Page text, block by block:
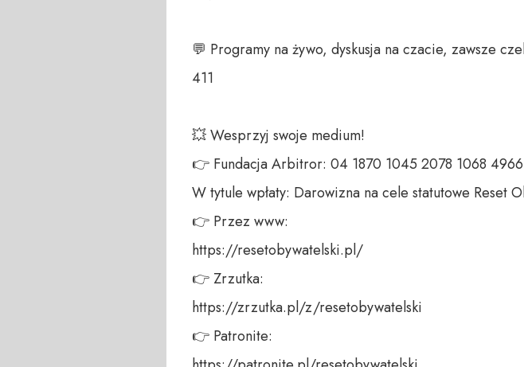
💬 Programy na żywo, dyskusja na czacie, zawsze
411
💥 Wesprzyj swoje medium!
👉 Fundacja Arbitror: 04 1870 1045 2078 1068
W tytule wpłaty: Darowizna na cele statutowe Reset
👉 Przez www:
https://resetobywatelski.pl/
👉 Zrzutka:
https://zrzutka.pl/z/resetobywatelski
👉 Patronite: